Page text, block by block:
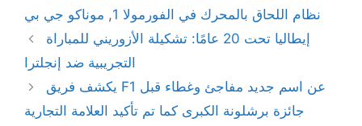
نظام اللحاق بالمحرك في الفورمولا 1
, موناكو جي بي
إيطاليا تحت 20 عامًا: تشكيلة الأزوريني للمباراة
التجريبية ضد إنجلترا
يكشف فريق F1 عن اسم جديد مفاجئ وغطاء قبل
جائزة برشلونة الكبرى كما تم تأكيد العلامة التجارية